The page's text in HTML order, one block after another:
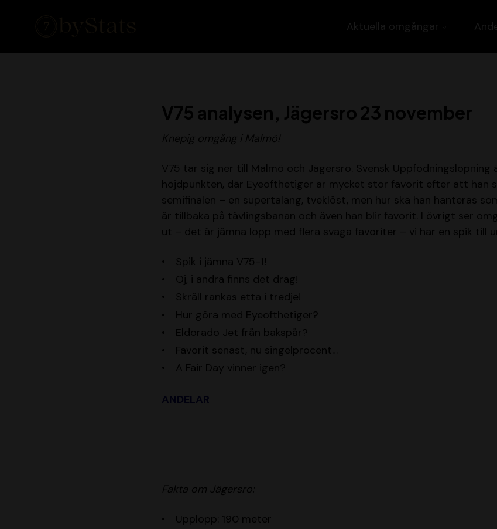
Aktuella omgångar
V75 analysen, Jägersro 23 november
Knepig omgång i Malmö!
V75 tar sig ner till Malmö och Jägersro. Svensk
höjdpunkten, där Eyeofthetiger är mycket stor favorit efter att han
semifinalen – en supertalang, tveklöst, men hur ska han hanteras
är tillbaka på tävlingsbanan och även han blir favorit. I övrigt ser
ut – det är jämna lopp med flera svaga favoriter – vi har en spik till
Spik i jämna V75-1!
Oj, i andra finns det drag!
Skräll rankas etta i tredje!
Hur göra med Eyeofthetiger?
Eldorado Jet från bakspår?
Favorit senast, nu singelprocent…
A Fair Day vinner igen?
ANDELAR
Fakta om Jägersro:
Upplopp: 190 meter